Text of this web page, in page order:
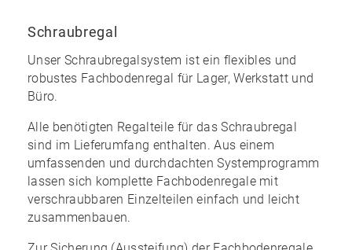
Schraubregal
Unser Schraubregalsystem ist ein flexibles und
robustes Fachbodenregal für Lager, Werkstatt und
Büro.
Alle benötigten Regalteile für das Schraubregal
sind im Lieferumfang enthalten. Aus einem
umfassenden und durchdachten Systemprogramm
lassen sich komplette Fachbodenregale mit
verschraubbaren Einzelteileneinfach und leicht
zusammenbauen.